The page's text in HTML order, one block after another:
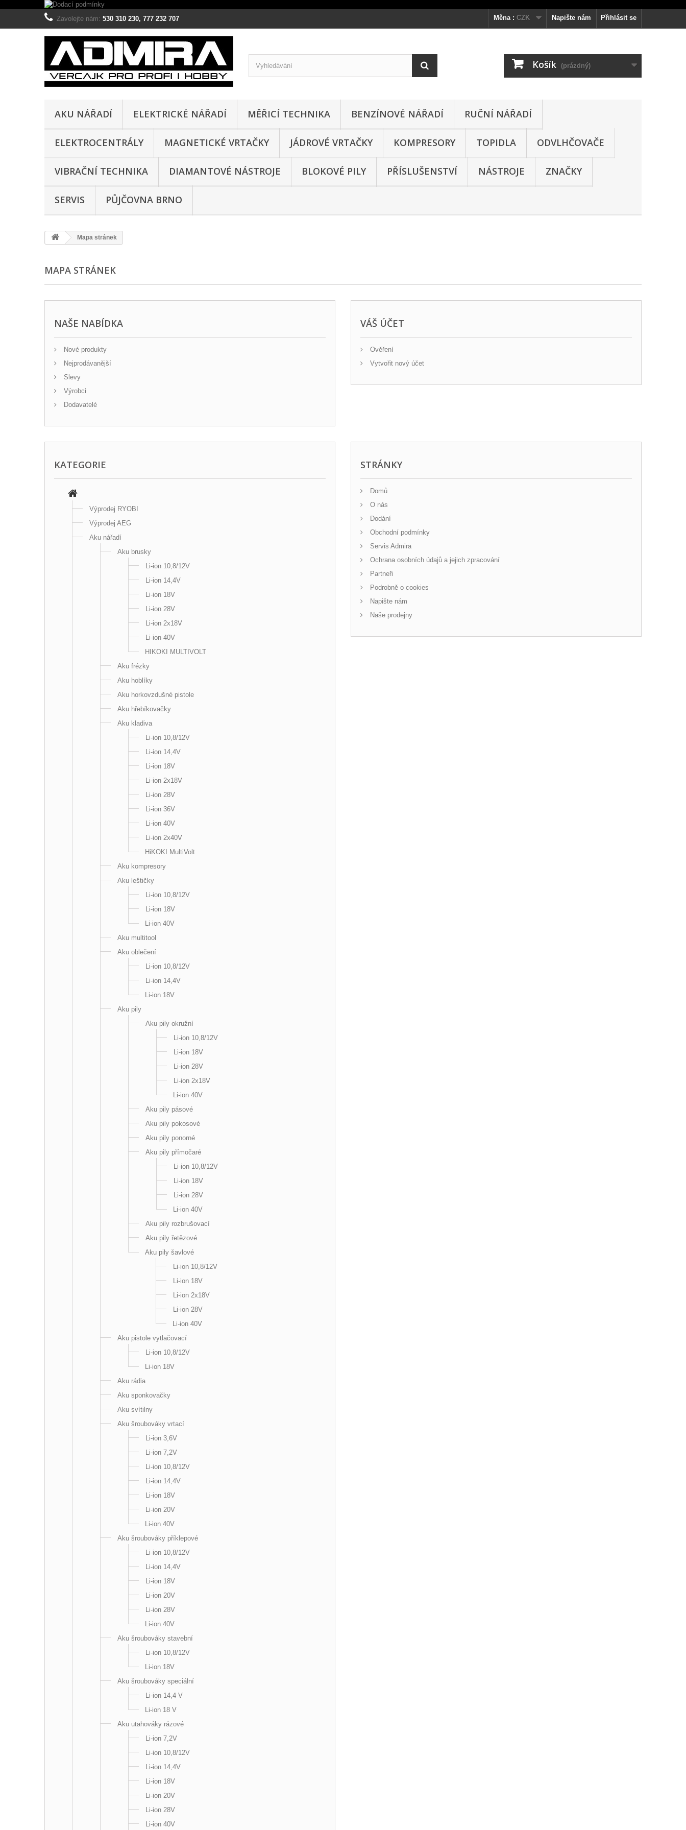
Přihlásit se
Napište nám
Zavolejte nám: 530 310 230, 777 232 707 Měna : CZK
Košík (prázdný)
AKU NÁŘADÍ ELEKTRICKÉ NÁŘADÍ MĚŘICÍ TECHNIKA BENZÍNOVÉ NÁŘADÍ RUČNÍ NÁŘADÍ
ELEKTROCENTRÁLY MAGNETICKÉ VRTAČKY JÁDROVÉ VRTAČKY KOMPRESORY TOPIDLA ODVLHČOVAČE
VIBRAČNÍ TECHNIKA DIAMANTOVÉ NÁSTROJE BLOKOVÉ PILY PŘÍSLUŠENSTVÍ NÁSTROJE ZNAČKY
SERVIS PŮJČOVNA BRNO
Mapa stránek
MAPA STRÁNEK
NAŠE NABÍDKA
Nové produkty
Nejprodávanější
Slevy
Výrobci
Dodavatelé
VÁŠ ÚČET
Ověření
Vytvořit nový účet
KATEGORIE
Výprodej RYOBI
Výprodej AEG
Aku nářadí
Aku brusky
Li-ion 10,8/12V
Li-ion 14,4V
Li-ion 18V
Li-ion 28V
Li-ion 2x18V
Li-ion 40V
HIKOKI MULTIVOLT
Aku frézky
Aku hoblíky
Aku horkovzdušné pistole
Aku hřebíkovačky
Aku kladiva
Li-ion 10,8/12V
Li-ion 14,4V
Li-ion 18V
Li-ion 2x18V
Li-ion 28V
Li-ion 36V
Li-ion 40V
Li-ion 2x40V
HiKOKI MultiVolt
Aku kompresory
Aku leštičky
Li-ion 10,8/12V
Li-ion 18V
Li-ion 40V
Aku multitool
Aku oblečení
Li-ion 10,8/12V
Li-ion 14,4V
Li-ion 18V
Aku pily
Aku pily okružní
Li-ion 10,8/12V
Li-ion 18V
Li-ion 28V
Li-ion 2x18V
Li-ion 40V
Aku pily pásové
Aku pily pokosové
Aku pily ponorné
Aku pily přímočaré
Li-ion 10,8/12V
Li-ion 18V
Li-ion 28V
Li-ion 40V
Aku pily rozbrušovací
Aku pily řetězové
Aku pily šavlové
Li-ion 10,8/12V
Li-ion 18V
Li-ion 2x18V
Li-ion 28V
Li-ion 40V
Aku pistole vytlačovací
Li-ion 10,8/12V
Li-ion 18V
Aku rádia
Aku sponkovačky
Aku svítilny
Aku šroubováky vrtací
Li-ion 3,6V
Li-ion 7,2V
Li-ion 10,8/12V
Li-ion 14,4V
Li-ion 18V
Li-ion 20V
Li-ion 40V
Aku šroubováky příklepové
Li-ion 10,8/12V
Li-ion 14,4V
Li-ion 18V
Li-ion 20V
Li-ion 28V
Li-ion 40V
Aku šroubováky stavební
Li-ion 10,8/12V
Li-ion 18V
Aku šroubováky speciální
Li-ion 14,4 V
Li-ion 18 V
Aku utahováky rázové
Li-ion 7,2V
Li-ion 10,8/12V
Li-ion 14,4V
Li-ion 18V
Li-ion 20V
Li-ion 28V
Li-ion 40V
STRÁNKY
Domů
O nás
Dodání
Obchodní podmínky
Servis Admira
Ochrana osobních údajů a jejich zpracování
Partneři
Podrobně o cookies
Napište nám
Naše prodejny